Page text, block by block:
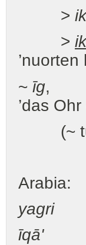
>
>
’nuorten
~ īg,
’das
(~
Arabia:
yagri
īqā'